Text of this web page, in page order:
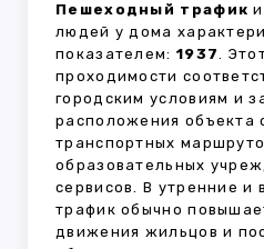
Пешеходный трафик
людей у дома
показателем: 1937.
проходимости
городским условиям и
расположения объекта
транспортных
образовательных
сервисов. В утренние и
трафик обычно
движения жильцов и